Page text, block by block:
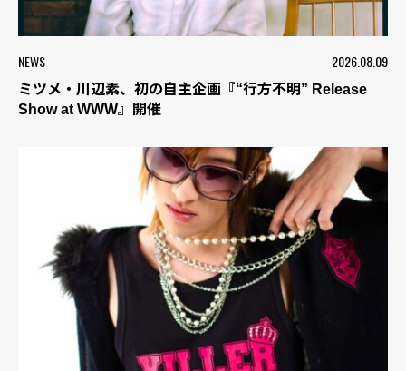
NEWS 2026.08.09
ミツメ・川辺素、初の自主企画『“行方不明” Release
Show at WWW』開催